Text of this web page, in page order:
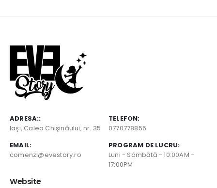
ADRESA::
Iaşi, Calea Chişinăului, nr. 35
TELEFON:
0770778855
EMAIL:
comenzi@evestory.ro
PROGRAM DE LUCRU:
Luni - Sâmbătă - 10:00AM -
17:00PM
Website